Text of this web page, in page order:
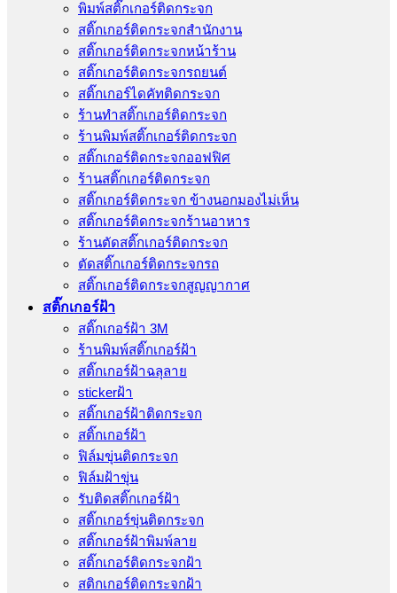
พิมพ์สติ๊กเกอร์ติดกระจก
สติ๊กเกอร์ติดกระจกสำนักงาน
สติ๊กเกอร์ติดกระจกหน้าร้าน
สติ๊กเกอร์ติดกระจกรถยนต์
สติ๊กเกอร์ไดคัทติดกระจก
ร้านทําสติ๊กเกอร์ติดกระจก
ร้านพิมพ์สติ๊กเกอร์ติดกระจก
สติ๊กเกอร์ติดกระจกออฟฟิศ
ร้านสติ๊กเกอร์ติดกระจก
สติ๊กเกอร์ติดกระจก ข้างนอกมองไม่เห็น
สติ๊กเกอร์ติดกระจกร้านอาหาร
ร้านตัดสติ๊กเกอร์ติดกระจก
ตัดสติ๊กเกอร์ติดกระจกรถ
สติ๊กเกอร์ติดกระจกสูญญากาศ
สติ๊กเกอร์ฝ้า
สติ๊กเกอร์ฝ้า 3M
ร้านพิมพ์สติ๊กเกอร์ฝ้า
สติ๊กเกอร์ฝ้าฉลุลาย
stickerฝ้า
สติ๊กเกอร์ฝ้าติดกระจก
สติ๊กเกอร์ฝ้า
ฟิล์มขุ่นติดกระจก
ฟิล์มฝ้าขุ่น
รับติดสติ๊กเกอร์ฝ้า
สติ๊กเกอร์ขุ่นติดกระจก
สติ๊กเกอร์ฝ้าพิมพ์ลาย
สติ๊กเกอร์ติดกระจกฝ้า
สติกเกอร์ติดกระจกฝ้า